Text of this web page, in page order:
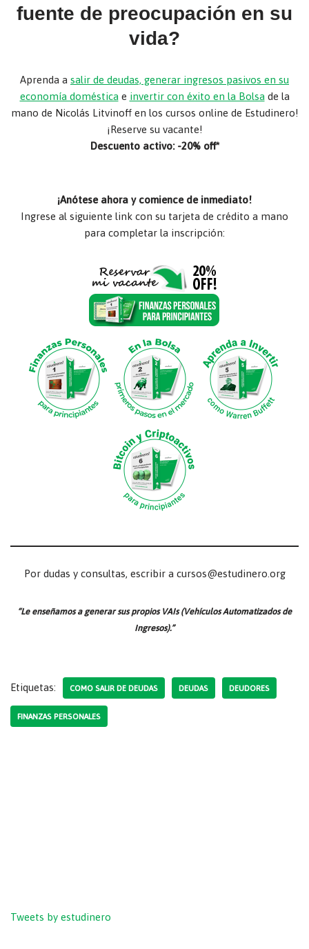
fuente de preocupación en su
vida?
Aprenda a salir de deudas, generar ingresos pasivos en su
economía doméstica e invertir con éxito en la Bolsa de la
mano de Nicolás Litvinoff en los cursos online de Estudinero!
¡Reserve su vacante!
Descuento activo: -20% off*
¡Anótese ahora y comience de inmediato!
Ingrese al siguiente link con su tarjeta de crédito a mano
para completar la inscripción:
Por dudas y consultas, escribir a cursos@estudinero.org
“Le enseñamos a generar sus propios VAIs (Vehículos Automatizados de
Ingresos).”
Etiquetas: COMO SALIR DE DEUDAS DEUDAS DEUDORES
FINANZAS PERSONALES
Tweets by estudinero